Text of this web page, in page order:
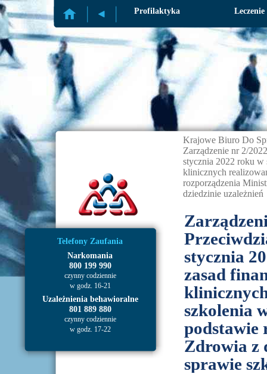
Profilaktyka Leczenie
Telefony Zaufania
Narkomania
800 199 990
czynny codziennie
w godz. 16-21
Uzależnienia behawioralne
801 889 880
czynny codziennie
w godz. 17-22
Krajowe Biuro Do
Zarządzenie nr 2/
stycznia 2022 roku w
klinicznych
rozporządzenia
dziedzinie uzależnień
stycznia
zasad
szkolenia
podstawie
Zdrowia z
sprawie